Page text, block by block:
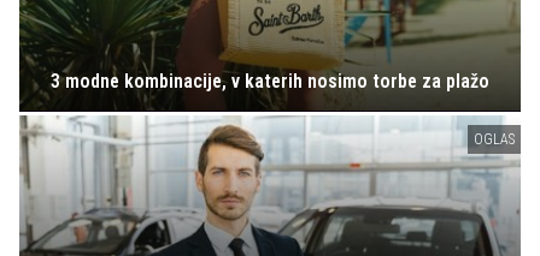
3 modne kombinacije, v katerih nosimo torbe za plažo
OGLAS